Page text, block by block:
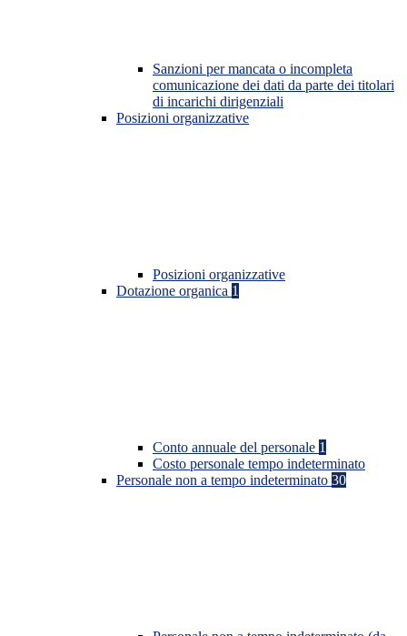
Sanzioni per mancata o incompleta
comunicazione dei dati da parte dei titolari
di incarichi dirigenziali
Posizioni organizzative
Posizioni organizzative
Dotazione organica 1
Conto annuale del personale 1
Costo personale tempo indeterminato
Personale non a tempo indeterminato 30